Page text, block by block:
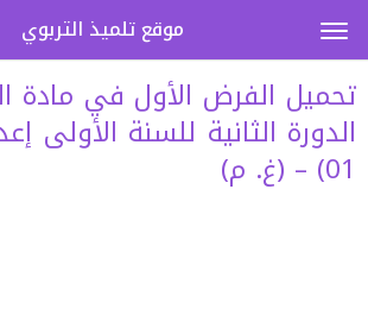
تحميل الفرض الأول في مادة
الدورة الثانية للسنة الأولى
01) – (غ. م)
موقع تلميذ التربوي